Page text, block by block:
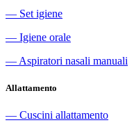
― Set igiene
― Igiene orale
― Aspiratori nasali manuali
Allattamento
― Cuscini allattamento